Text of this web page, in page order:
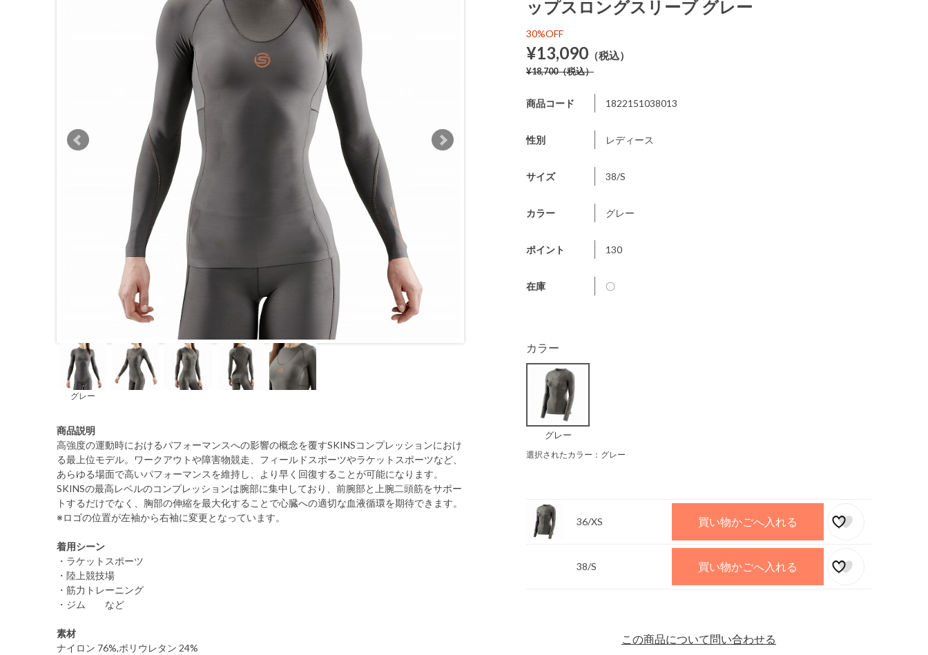
グレー
商品説明
高強度の運動時におけるパフォーマンスへの影響の概念を覆すSKINSコンプレッションにおけ
る最上位モデル。ワークアウトや障害物競走、フィールドスポーツやラケットスポーツなど、
あらゆる場面で高いパフォーマンスを維持し、より早く回復することが可能になります。
SKINSの最高レベルのコンプレッションは腕部に集中しており、前腕部と上腕二頭筋をサポー
トするだけでなく、胸部の伸縮を最大化することで心臓への適切な血液循環を期待できます。
※ロゴの位置が左袖から右袖に変更となっています。
着用シーン
・ラケットスポーツ
・陸上競技場
・筋力トレーニング
・ジム など
素材
ナイロン 76%,ポリウレタン 24%
ップスロングスリーブ グレー
30%OFF
¥13,090 （税込）
¥18,700（税込）
商品コード 1822151038013
性別 レディース
サイズ 38/S
カラー グレー
ポイント 130
在庫 〇
カラー
グレー
選択されたカラー：グレー
36/XS 買い物かごへ入れる
38/S 買い物かごへ入れる
この商品について問い合わせる